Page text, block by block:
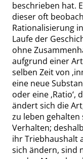
beschrieben hat.
dieser oft
Rationalisierung
Laufe der
ohne
aufgrund einer Art
selben Zeit von ‚
eine neue
oder eine ‚Ratio‘,
ändert sich die
zu leben
Verhalten;
ihr Triebhaushalt
sich ändern, sind